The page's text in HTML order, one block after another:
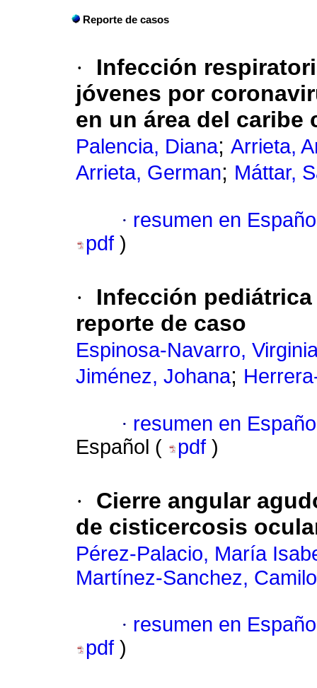
Reporte de casos
·
Infección
jóvenes por
en un área del caribe
Palencia, Diana; Arrieta,
Arrieta, German; Máttar,
· resumen en
pdf )
·
Infección
reporte de caso
Espinosa-Navarro,
Jiménez, Johana;
· resumen en
Español (
pdf )
·
Cierre angular
de cisticercosis
Pérez-Palacio, María
Martínez-Sanchez,
· resumen en
pdf )